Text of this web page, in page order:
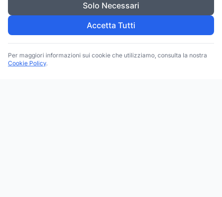
Solo Necessari
Accetta Tutti
Per maggiori informazioni sui cookie che utilizziamo, consulta la nostra
Cookie Policy.